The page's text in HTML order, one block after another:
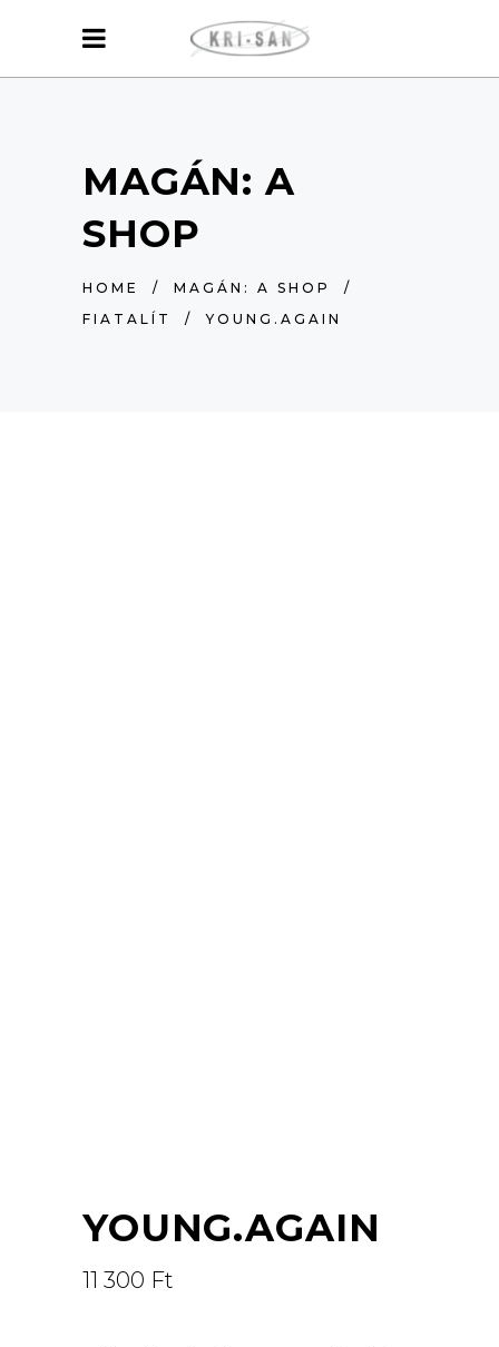
MAGÁN: A
SHOP
HOME / MAGÁN: A SHOP
/
FIATALÍT
/YOUNG.AGAIN
YOUNG.AGAIN
11 300 Ft